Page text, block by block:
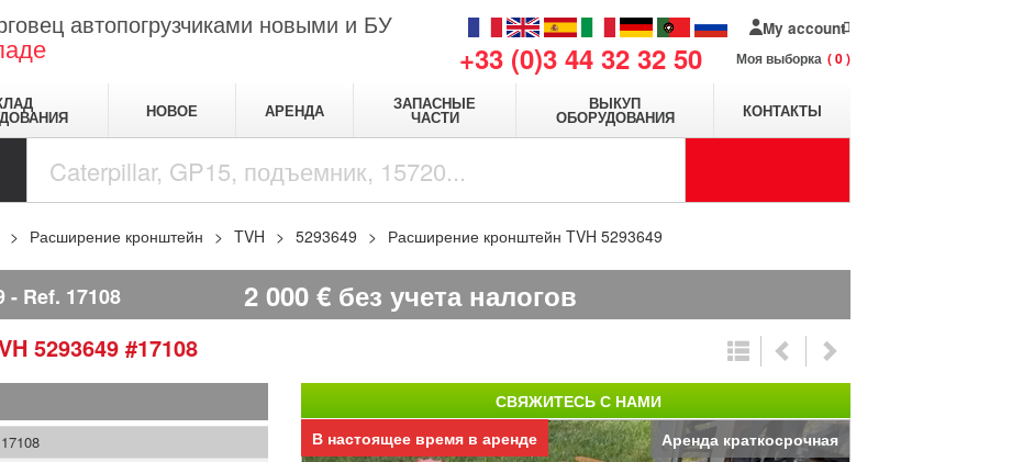
автопогрузчиками новыми и БУ
+33 (0)3 44 32 32 50
My account
Моя выборка 0
НОВОЕ АРЕНДА ЗАПАСНЫЕ
ЧАСТИ
ВЫКУП
ОБОРУДОВАНИЯ КОНТАКТЫ
Расширение кронштейн TVH 5293649 Расширение кронштейн TVH 5293649
Ref. 17108 2 000 € без учета налогов
5293649 #17108
Аренда краткосрочная
В настоящее время в аренде
17108
СВЯЖИТЕСЬ С НАМИ